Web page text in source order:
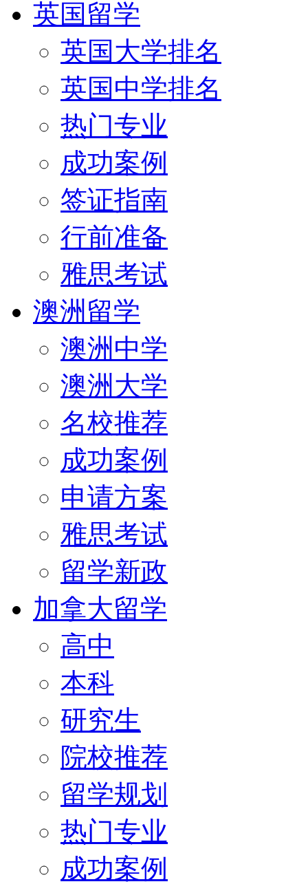
英国留学
英国大学排名
英国中学排名
热门专业
成功案例
签证指南
行前准备
雅思考试
澳洲留学
澳洲中学
澳洲大学
名校推荐
成功案例
申请方案
雅思考试
留学新政
加拿大留学
高中
本科
研究生
院校推荐
留学规划
热门专业
成功案例